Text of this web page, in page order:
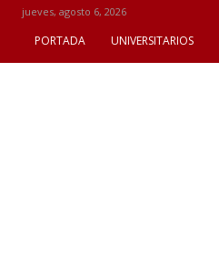
jueves, agosto 6, 2026
PORTADA UNIVERSITARIOS